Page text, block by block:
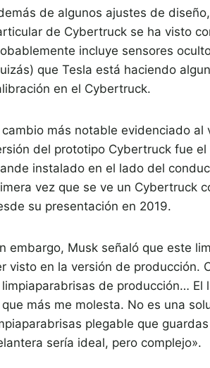
de algunos ajustes de
de Cybertruck se ha visto
incluye sensores
que Tesla está haciendo
en el Cybertruck.
cambio más notable evidenciado al
del prototipo Cybertruck fue el
instalado en el lado del
vez que se ve un Cybertruck
su presentación en 2019.
embargo, Musk señaló que este
visto en la versión de producción.
de producción… El
más me molesta. No es una
plegable que
sería ideal, pero complejo».